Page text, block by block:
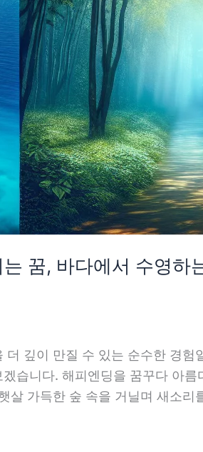
꿈, 바다에서 수영하
깊이 만질 수 있는 순수한 경험
습니다. 해피엔딩을 꿈꾸다 아
살 가득한 숲 속을 거닐며 새소